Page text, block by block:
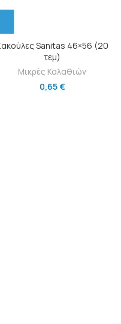
Sanitas 46×56 (20
τεμ)
Μικρές Καλαθιών
0,65€